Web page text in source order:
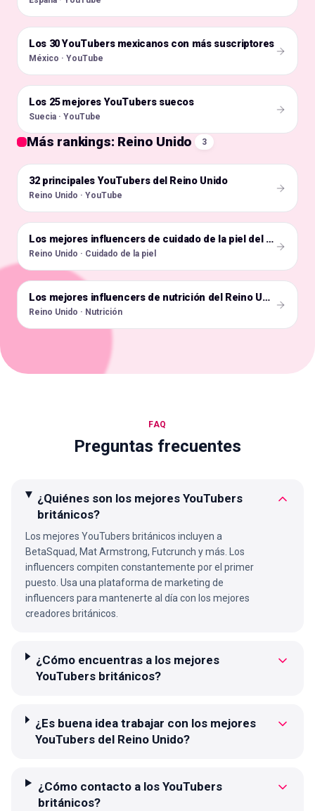
🇲🇽
Los 30 YouTubers mexicanos con más suscriptores
México · YouTube
🇸🇪
Los 25 mejores YouTubers suecos
Suecia · YouTube
Más rankings: Reino Unido 3
🇬🇧
32 principales YouTubers del Reino Unido
Reino Unido · YouTube
🇬🇧 Los mejores influencers de cuidado de la piel del Reino Unido en Instagram
Reino Unido · Cuidado de la piel
🇬🇧 Los mejores influencers de nutrición del Reino Unido en Instagram
Reino Unido · Nutrición
FAQ
Preguntas frecuentes
¿Quiénes son los mejores YouTubers
británicos?
Los mejores YouTubers británicos incluyen a
BetaSquad, Mat Armstrong, Futcrunch y más. Los
influencers compiten constantemente por el primer
puesto. Usa una plataforma de marketing de
influencers para mantenerte al día con los mejores
creadores británicos.
¿Cómo encuentras a los mejores
YouTubers británicos?
¿Es buena idea trabajar con los mejores
YouTubers del Reino Unido?
¿Cómo contacto a los YouTubers
británicos?